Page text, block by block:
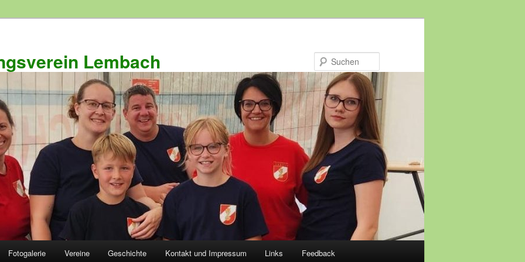
Lembach
Fotogalerie Vereine Geschichte Kontakt und Impressum Links Feedback